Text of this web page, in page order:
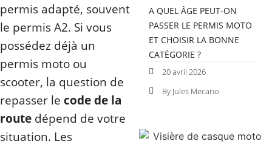
permis adapté, souvent
le permis A2. Si vous
possédez déjà un
permis moto ou
scooter, la question de
repasser le code de la
route dépend de votre
situation. Les
A QUEL ÂGE PEUT-ON
PASSER LE PERMIS MOTO
ET CHOISIR LA BONNE
CATÉGORIE ?
20 avril 2026
By Jules Mecano